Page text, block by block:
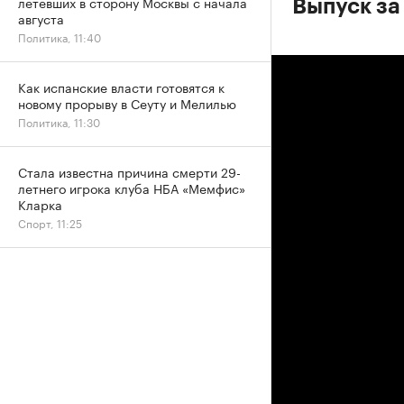
Выпуск
августа
Политика, 11:40
Как испанские власти готовятся к
новому прорыву в Сеуту и Мелилью
Политика, 11:30
Стала известна причина смерти 29-
летнего игрока клуба НБА «Мемфис»
Кларка
Спорт, 11:25